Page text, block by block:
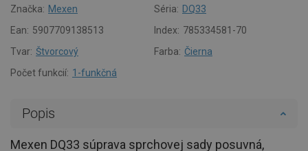
Značka: Mexen Séria: DQ33
Ean: 5907709138513 Index: 785334581-70
Tvar: Štvorcový Farba: Čierna
Počet funkcií: 1-funkčná
Popis
Mexen DQ33 súprava sprchovej sady posuvná,